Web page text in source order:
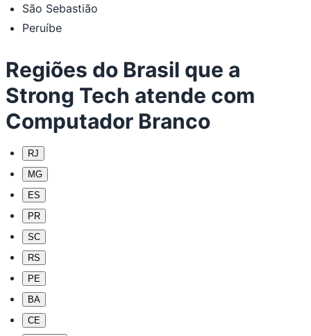
São Sebastião
Peruíbe
Regiões do Brasil que a
Strong Tech atende com
Computador Branco
RJ
MG
ES
PR
SC
RS
PE
BA
CE